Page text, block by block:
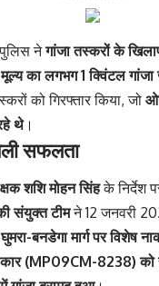
नेगांजा तस्करों के
का लगभग 1 क्विंटल गांजा
को गिरफ्तार किया, जो
थे।
सफलता
शशि मोहन सिंहके निर्देश
संयुक्त टीमने 12 जनवरी
बनडेगा मार्ग पर विशेष
कार (MP09CM-8238) को